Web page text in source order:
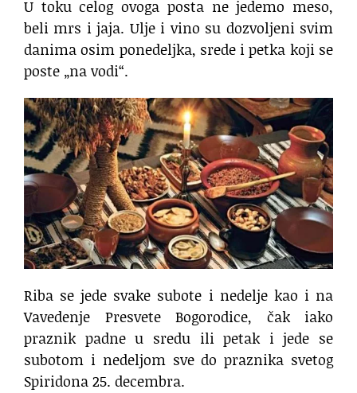
U toku celog ovoga posta ne jedemo meso,
beli mrs i jaja. Ulje i vino su dozvoljeni svim
danima osim ponedeljka, srede i petka koji se
poste „na vodi“.
Riba se jede svake subote i nedelje kao i na
Vavedenje Presvete Bogorodice, čak iako
praznik padne u sredu ili petak i jede se
subotom i nedeljom sve do praznika svetog
Spiridona 25. decembra.